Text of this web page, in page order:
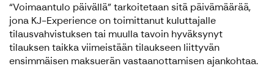
“Voimaantulo päivällä” tarkoitetaan sitä päivämäärää,
jona KJ-Experience on toimittanut kuluttajalle
tilausvahvistuksen tai muulla tavoin hyväksynyt
tilauksen taikka viimeistään tilaukseen liittyvän
ensimmäisen maksuerän vastaanottamisen ajankohtaa.